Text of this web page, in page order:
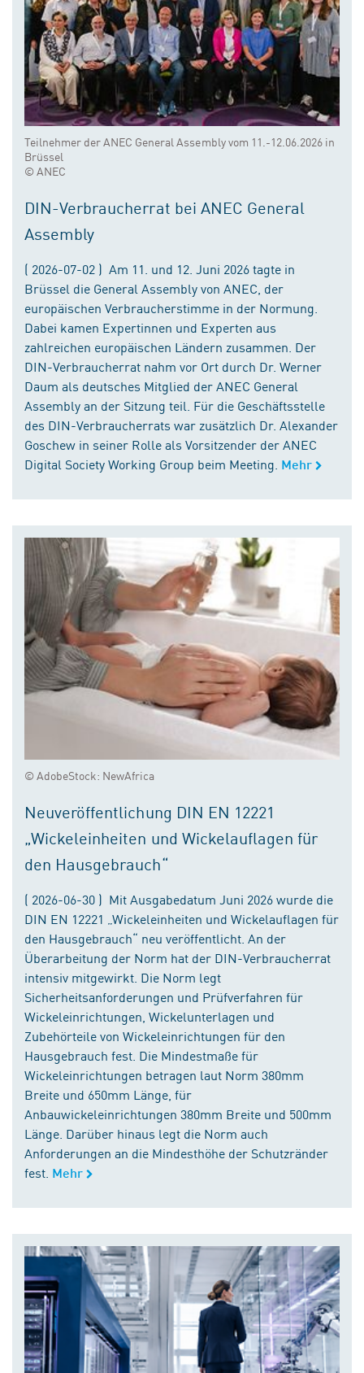
Teilnehmer der ANEC General Assembly vom 11.-12.06.2026 in
Brüssel
© ANEC
DIN-Verbraucherrat bei ANEC General
Assembly
( 2026-07-02 ) Am 11. und 12. Juni 2026 tagte in
Brüssel die General Assembly von ANEC, der
europäischen Verbraucherstimme in der Normung.
Dabei kamen Expertinnen und Experten aus
zahlreichen europäischen Ländern zusammen. Der
DIN-Verbraucherrat nahm vor Ort durch Dr. Werner
Daum als deutsches Mitglied der ANEC General
Assembly an der Sitzung teil. Für die Geschäftsstelle
des DIN-Verbraucherrats war zusätzlich Dr. Alexander
Goschew in seiner Rolle als Vorsitzender der ANEC
Digital Society Working Group beim Meeting. Mehr
© AdobeStock: NewAfrica
Neuveröffentlichung DIN EN 12221
„Wickeleinheiten und Wickelauflagen für
den Hausgebrauch“
( 2026-06-30 ) Mit Ausgabedatum Juni 2026 wurde die
DIN EN 12221 „Wickeleinheiten und Wickelauflagen für
den Hausgebrauch“ neu veröffentlicht. An der
Überarbeitung der Norm hat der DIN-Verbraucherrat
intensiv mitgewirkt. Die Norm legt
Sicherheitsanforderungen und Prüfverfahren für
Wickeleinrichtungen, Wickelunterlagen und
Zubehörteile von Wickeleinrichtungen für den
Hausgebrauch fest. Die Mindestmaße für
Wickeleinrichtungen betragen laut Norm 380mm
Breite und 650mm Länge, für
Anbauwickeleinrichtungen 380mm Breite und 500mm
Länge. Darüber hinaus legt die Norm auch
Anforderungen an die Mindesthöhe der Schutzränder
fest. Mehr